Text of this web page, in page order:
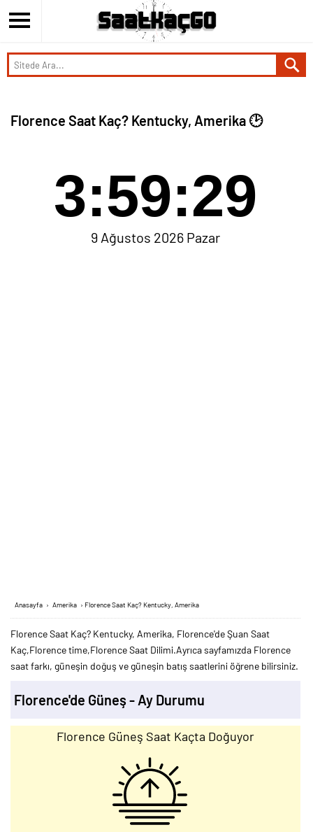
Florence Saat Kaç? Kentucky, Amerika 🕑
3:59:29
9 Ağustos 2026 Pazar
Anasayfa › Amerika › Florence Saat Kaç? Kentucky, Amerika
Florence Saat Kaç? Kentucky, Amerika, Florence'de Şuan Saat
Kaç,Florence time,Florence Saat Dilimi.Ayrıca sayfamızda Florence
saat farkı, güneşin doğuş ve güneşin batış saatlerini öğrene bilirsiniz.
Florence'de Güneş - Ay Durumu
Florence Güneş Saat Kaçta Doğuyor